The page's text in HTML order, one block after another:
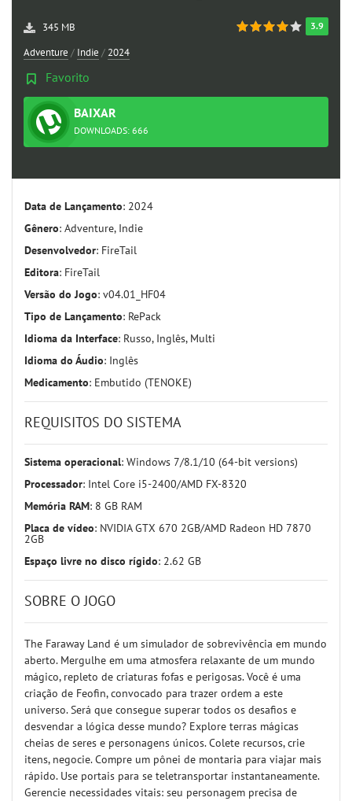
3.9
345 MB
Adventure / Indie / 2024
Favorito
BAIXAR
TORRENTDOWNLOADS: 666
Data de Lançamento: 2024
Gênero: Adventure, Indie
Desenvolvedor: FireTail
Editora: FireTail
Versão do Jogo: v04.01_HF04
Tipo de Lançamento: RePack
Idioma da Interface: Russo, Inglês, Multi
Idioma do Áudio: Inglês
Medicamento: Embutido (TENOKE)
REQUISITOS DO SISTEMA
Sistema operacional: Windows 7/8.1/10 (64-bit versions)
Processador: Intel Core i5-2400/AMD FX-8320
Memória RAM: 8 GB RAM
Placa de vídeo: NVIDIA GTX 670 2GB/AMD Radeon HD 7870
2GB
Espaço livre no disco rígido: 2.62 GB
SOBRE O JOGO
The Faraway Land é um simulador de sobrevivência em mundo
aberto. Mergulhe em uma atmosfera relaxante de um mundo
mágico, repleto de criaturas fofas e perigosas. Você é uma
criação de Feofin, convocado para trazer ordem a este
universo. Será que consegue superar todos os desafios e
desvendar a lógica desse mundo? Explore terras mágicas
cheias de seres e personagens únicos. Colete recursos, crie
itens, negocie. Compre um pônei de montaria para viajar mais
rápido. Use portais para se teletransportar instantaneamente.
Gerencie necessidades vitais: seu personagem precisa de